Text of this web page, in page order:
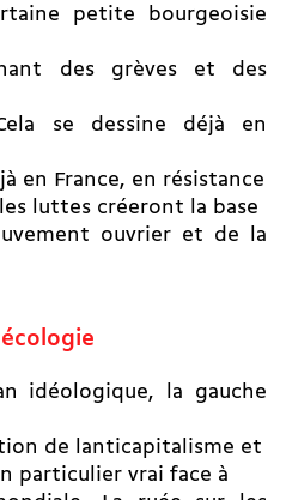
petite bourgeoisie
des grèves et des
se dessine déjà en
en France, en résistance
luttes créeront la base
ouvrier et de la
idéologique, la gauche
de lanticapitalisme et
particulier vrai face à